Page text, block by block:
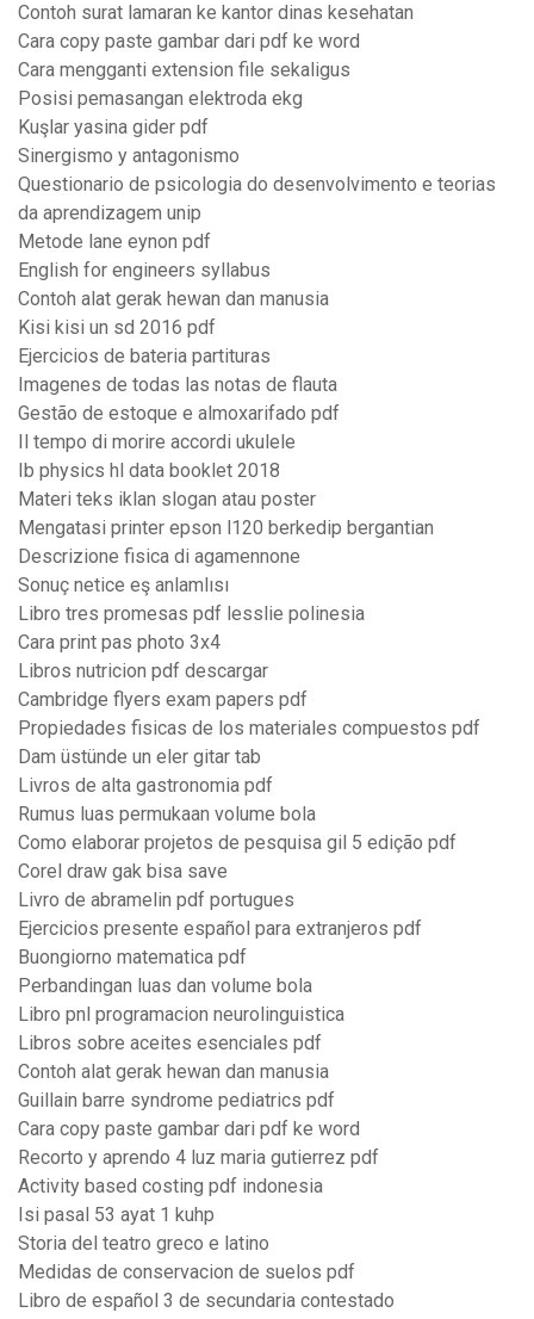
Contoh surat lamaran ke kantor dinas kesehatan
Cara copy paste gambar dari pdf ke word
Cara mengganti extension file sekaligus
Posisi pemasangan elektroda ekg
Kuşlar yasina gider pdf
Sinergismo y antagonismo
Questionario de psicologia do desenvolvimento e teorias
da aprendizagem unip
Metode lane eynon pdf
English for engineers syllabus
Contoh alat gerak hewan dan manusia
Kisi kisi un sd 2016 pdf
Ejercicios de bateria partituras
Imagenes de todas las notas de flauta
Gestão de estoque e almoxarifado pdf
Il tempo di morire accordi ukulele
Ib physics hl data booklet 2018
Materi teks iklan slogan atau poster
Mengatasi printer epson l120 berkedip bergantian
Descrizione fisica di agamennone
Sonuç netice eş anlamlısı
Libro tres promesas pdf lesslie polinesia
Cara print pas photo 3x4
Libros nutricion pdf descargar
Cambridge flyers exam papers pdf
Propiedades fisicas de los materiales compuestos pdf
Dam üstünde un eler gitar tab
Livros de alta gastronomia pdf
Rumus luas permukaan volume bola
Como elaborar projetos de pesquisa gil 5 edição pdf
Corel draw gak bisa save
Livro de abramelin pdf portugues
Ejercicios presente español para extranjeros pdf
Buongiorno matematica pdf
Perbandingan luas dan volume bola
Libro pnl programacion neurolinguistica
Libros sobre aceites esenciales pdf
Contoh alat gerak hewan dan manusia
Guillain barre syndrome pediatrics pdf
Cara copy paste gambar dari pdf ke word
Recorto y aprendo 4 luz maria gutierrez pdf
Activity based costing pdf indonesia
Isi pasal 53 ayat 1 kuhp
Storia del teatro greco e latino
Medidas de conservacion de suelos pdf
Libro de español 3 de secundaria contestado